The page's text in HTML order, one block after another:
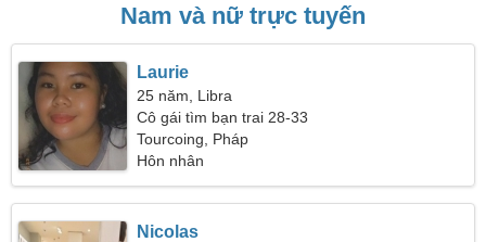
Nam và nữ trực tuyến
Laurie
25 năm, Libra
Cô gái tìm bạn trai 28-33
Tourcoing, Pháp
Hôn nhân
Nicolas